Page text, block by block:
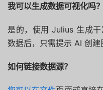
我可以生成数据可视化吗？
是的，使用 Julius 生成
数据后，只需提示 AI 创建
如何链接数据源？